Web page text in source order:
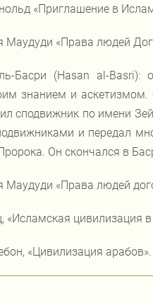
«Приглашение в
Маудуди «Права людей
Басри (Hasan al-Basri):
знанием и
сподвижник по имени
и передал
Он скончался в
Маудуди «Права людей
цивилизация
«Цивилизация арабов».